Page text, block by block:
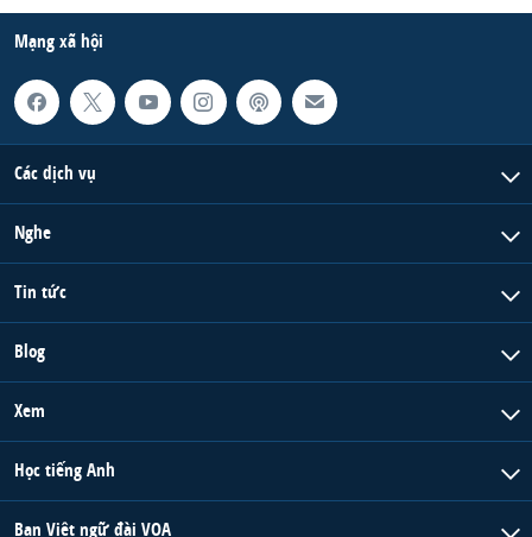
Mạng xã hội
Các dịch vụ
Nghe
Tin tức
Blog
Xem
Học tiếng Anh
Ban Việt ngữ đài VOA